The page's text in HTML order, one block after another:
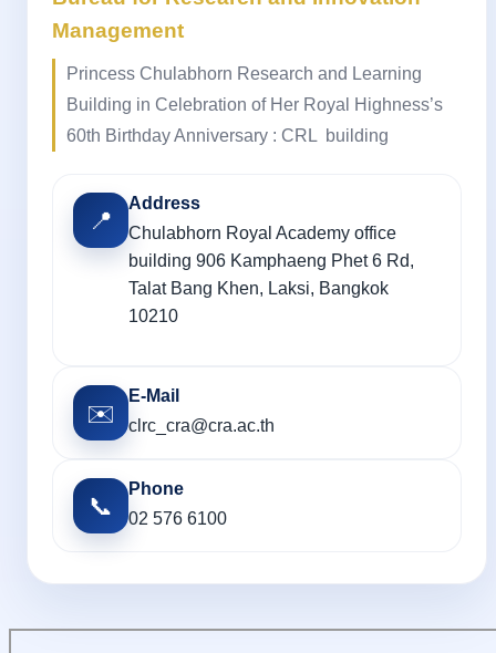
Management
Princess Chulabhorn Research and Learning
Building in Celebration of Her Royal Highness’s
60th Birthday Anniversary : CRL building
📍
Address
Chulabhorn Royal Academy office
building 906 Kamphaeng Phet 6 Rd,
Talat Bang Khen, Laksi, Bangkok
10210
✉️
E-Mail
clrc_cra@cra.ac.th
📞
Phone
02 576 6100